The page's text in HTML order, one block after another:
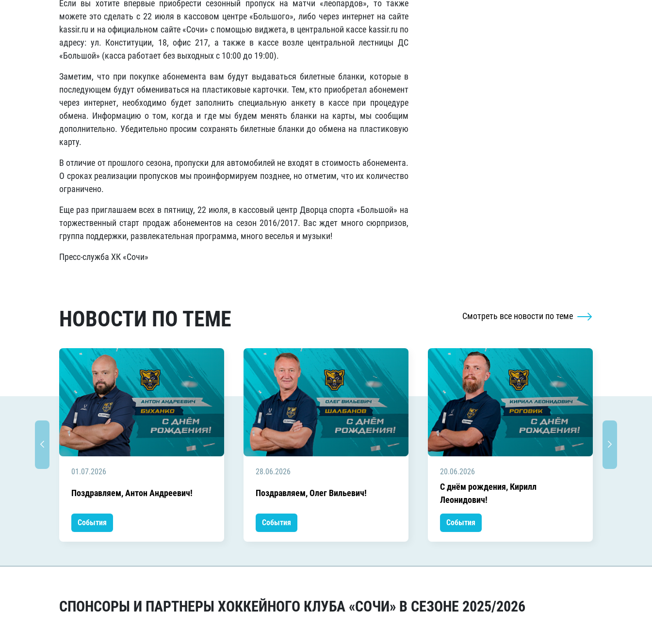
Если вы хотите впервые приобрести сезонный пропуск на матчи «леопардов», то также
можете это сделать с 22 июля в кассовом центре «Большого», либо через интернет на сайте
kassir.ru и на официальном сайте «Сочи» с помощью виджета, в центральной кассе kassir.ru по
адресу: ул. Конституции, 18, офис 217, а также в кассе возле центральной лестницы ДС
«Большой» (касса работает без выходных с 10:00 до 19:00).
Заметим, что при покупке абонемента вам будут выдаваться билетные бланки, которые в
последующем будут обмениваться на пластиковые карточки. Тем, кто приобретал абонемент
через интернет, необходимо будет заполнить специальную анкету в кассе при процедуре
обмена. Информацию о том, когда и где мы будем менять бланки на карты, мы сообщим
дополнительно. Убедительно просим сохранять билетные бланки до обмена на пластиковую
карту.
В отличие от прошлого сезона, пропуски для автомобилей не входят в стоимость абонемента.
О сроках реализации пропусков мы проинформируем позднее, но отметим, что их количество
ограничено.
Еще раз приглашаем всех в пятницу, 22 июля, в кассовый центр Дворца спорта «Большой» на
торжественный старт продаж абонементов на сезон 2016/2017. Вас ждет много сюрпризов,
группа поддержки, развлекательная программа, много веселья и музыки!
Пресс-служба ХК «Сочи»
НОВОСТИ ПО ТЕМЕ Смотреть все новости по теме
01.07.2026
Поздравляем, Антон Андреевич!
События
28.06.2026
Поздравляем, Олег Вильевич!
События
20.06.2026
C днём рождения, Кирилл
Леонидович!
События
СПОНСОРЫ И ПАРТНЕРЫ ХОККЕЙНОГО КЛУБА «СОЧИ» В СЕЗОНЕ 2025/2026